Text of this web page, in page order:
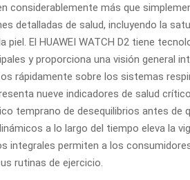
considerablemente más que
detalladas de salud, incluyendo la
El HUAWEI WATCH D2 tiene
y proporciona una visión general
rápidamente sobre los sistemas
nueve indicadores de salud
temprano de desequilibrios antes de
a lo largo del tiempo eleva la
integrales permiten a los
rutinas de ejercicio.